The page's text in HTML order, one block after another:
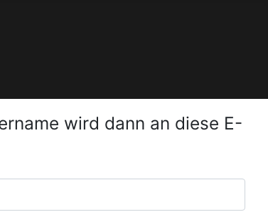
wird dann an diese E-